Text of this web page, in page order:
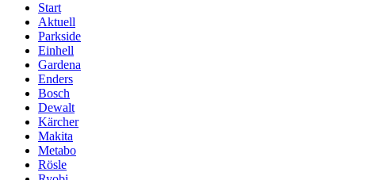
Start
Aktuell
Parkside
Einhell
Gardena
Enders
Bosch
Dewalt
Kärcher
Makita
Metabo
Rösle